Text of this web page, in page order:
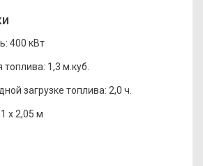
400 кВт
топлива: 1,3 м.куб.
загрузке топлива: 2,0 ч.
x 2,05 м